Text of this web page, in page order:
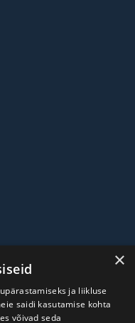
×
ja liikluse
saidi kasutamise kohta
võivad seda